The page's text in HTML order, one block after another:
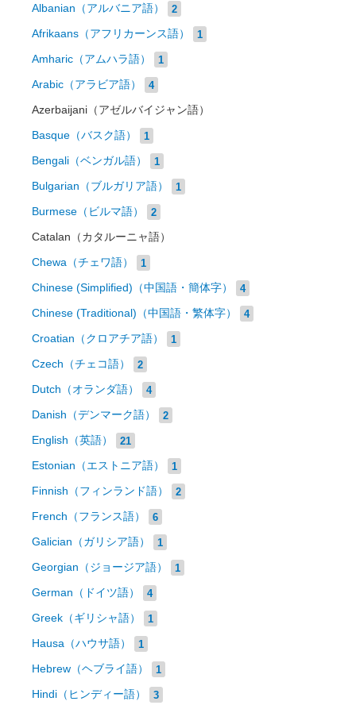
Albanian（アルバニア語） 2
Afrikaans（アフリカーンス語） 1
Amharic（アムハラ語） 1
Arabic（アラビア語） 4
Azerbaijani（アゼルバイジャン語）
Basque（バスク語） 1
Bengali（ベンガル語） 1
Bulgarian（ブルガリア語） 1
Burmese（ビルマ語） 2
Catalan（カタルーニャ語）
Chewa（チェワ語） 1
Chinese (Simplified)（中国語・簡体字） 4
Chinese (Traditional)（中国語・繁体字） 4
Croatian（クロアチア語） 1
Czech（チェコ語） 2
Dutch（オランダ語） 4
Danish（デンマーク語） 2
English（英語） 21
Estonian（エストニア語） 1
Finnish（フィンランド語） 2
French（フランス語） 6
Galician（ガリシア語） 1
Georgian（ジョージア語） 1
German（ドイツ語） 4
Greek（ギリシャ語） 1
Hausa（ハウサ語） 1
Hebrew（ヘブライ語） 1
Hindi（ヒンディー語） 3